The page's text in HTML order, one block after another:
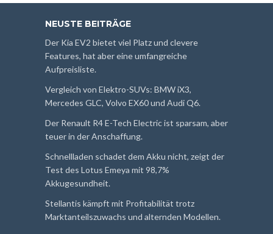
NEUSTE BEITRÄGE
Der Kia EV2 bietet viel Platz und clevere
Features, hat aber eine umfangreiche
Aufpreisliste.
Vergleich von Elektro-SUVs: BMW iX3,
Mercedes GLC, Volvo EX60 und Audi Q6.
Der Renault R4 E-Tech Electric ist sparsam, aber
teuer in der Anschaffung.
Schnellladen schadet dem Akku nicht, zeigt der
Test des Lotus Emeya mit 98,7%
Akkugesundheit.
Stellantis kämpft mit Profitabilität trotz
Marktanteilszuwachs und alternden Modellen.